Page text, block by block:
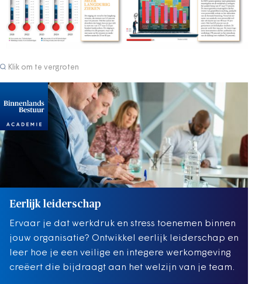
Klik om te vergroten
Eerlijk leiderschap
Ervaar je dat werkdruk en stress toenemen binnen
jouw organisatie? Ontwikkel eerlijk leiderschap en
leer hoe je een veilige en integere werkomgeving
creëert die bijdraagt aan het welzijn van je team.